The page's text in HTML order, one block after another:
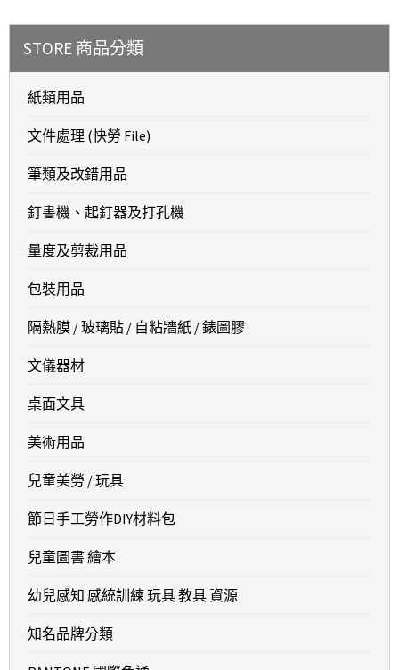
STORE 商品分類
紙類用品
文件處理 (快勞 File)
筆類及改錯用品
釘書機、起釘器及打孔機
量度及剪裁用品
包裝用品
隔熱膜 / 玻璃貼 / 自粘牆紙 / 錶圖膠
文儀器材
桌面文具
美術用品
兒童美勞 / 玩具
節日手工勞作DIY材料包
兒童圖書 繪本
幼兒感知 感統訓練 玩具 教具 資源
知名品牌分類